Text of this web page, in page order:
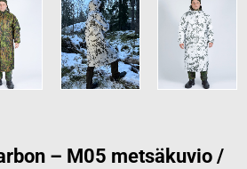
– M05 metsäkuvio /